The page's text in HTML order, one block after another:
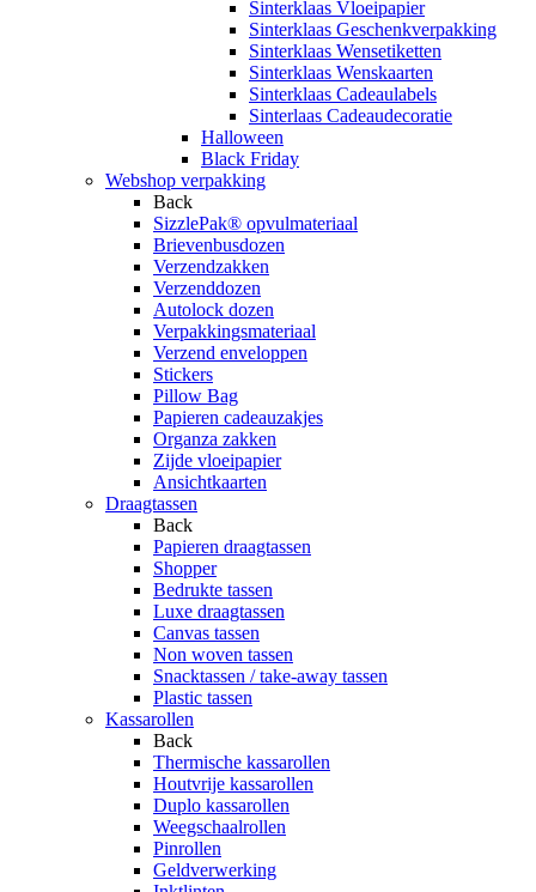
Sinterklaas Vloeipapier
Sinterklaas Geschenkverpakking
Sinterklaas Wensetiketten
Sinterklaas Wenskaarten
Sinterklaas Cadeaulabels
Sinterlaas Cadeaudecoratie
Halloween
Black Friday
Webshop verpakking
Back
SizzlePak® opvulmateriaal
Brievenbusdozen
Verzendzakken
Verzenddozen
Autolock dozen
Verpakkingsmateriaal
Verzend enveloppen
Stickers
Pillow Bag
Papieren cadeauzakjes
Organza zakken
Zijde vloeipapier
Ansichtkaarten
Draagtassen
Back
Papieren draagtassen
Shopper
Bedrukte tassen
Luxe draagtassen
Canvas tassen
Non woven tassen
Snacktassen / take-away tassen
Plastic tassen
Kassarollen
Back
Thermische kassarollen
Houtvrije kassarollen
Duplo kassarollen
Weegschaalrollen
Pinrollen
Geldverwerking